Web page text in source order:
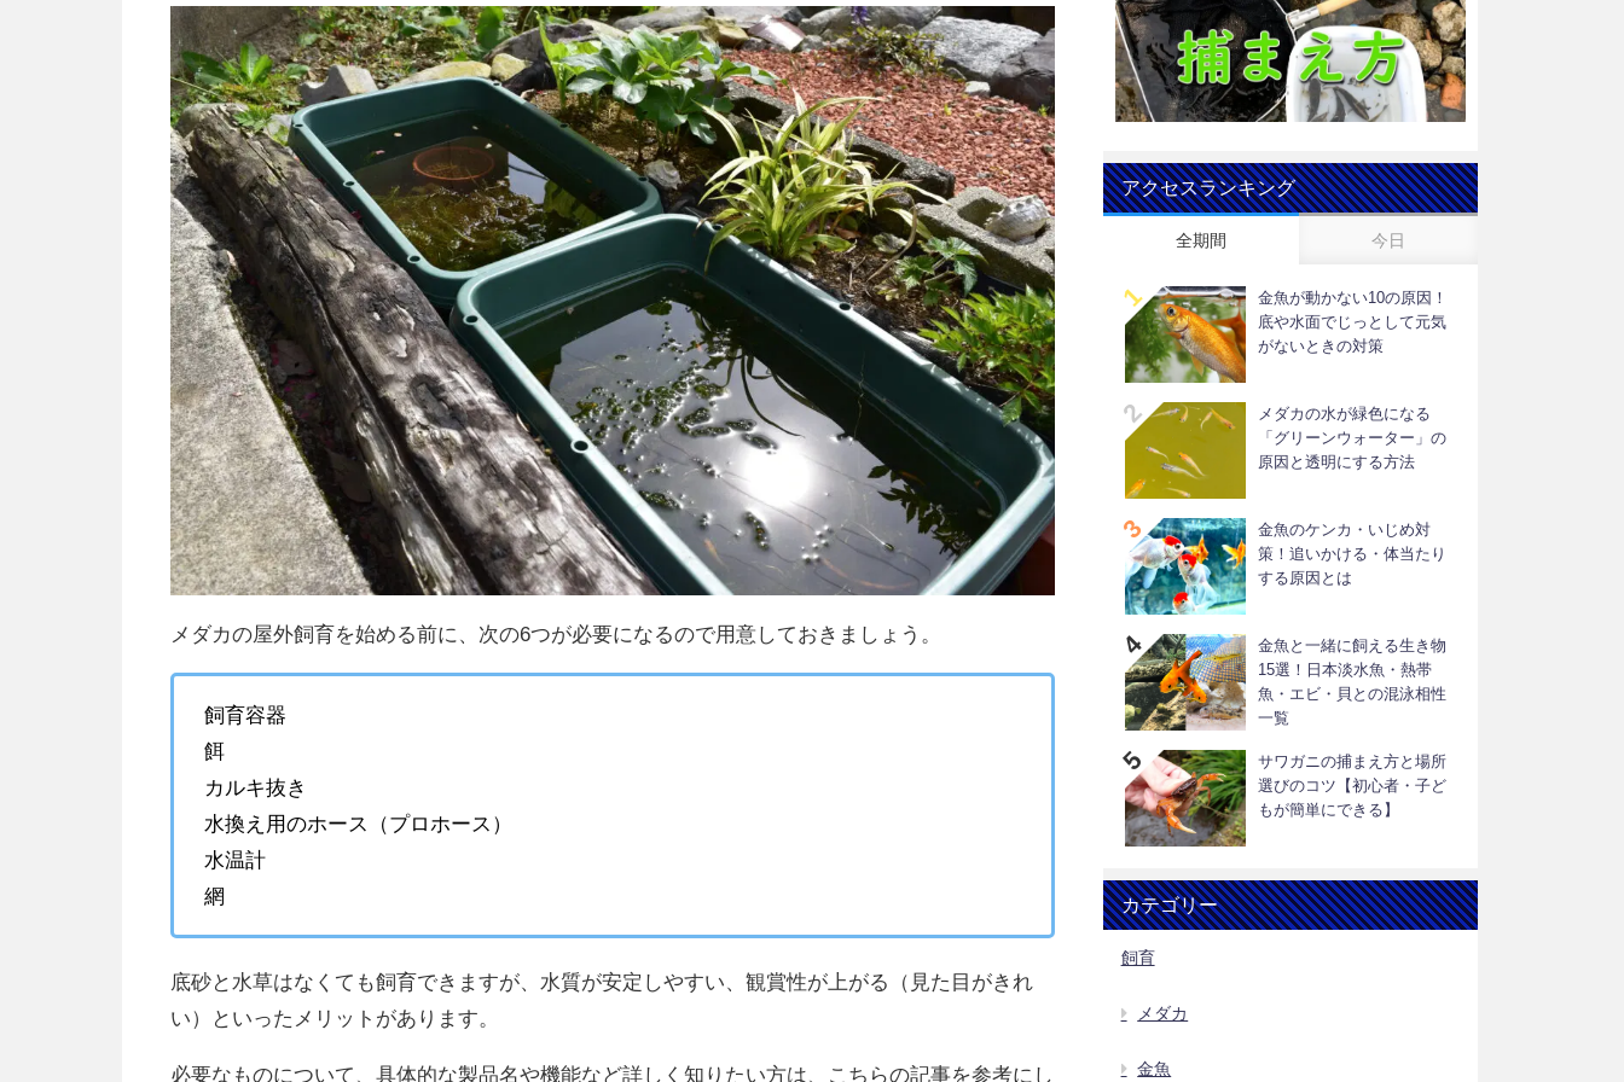
メダカの屋外飼育を始める前に、次の6つが必要になるので用意しておきましょう。
飼育容器
餌
カルキ抜き
水換え用のホース（プロホース）
水温計
網
底砂と水草はなくても飼育できますが、水質が安定しやすい、観賞性が上がる（見た目がきれ
い）といったメリットがあります。
必要なものについて、具体的な製品名や機能など詳しく知りたい方は、こちらの記事を参考にし
アクセスランキング
全期間 今日
金魚が動かない10の原因！
底や水面でじっとして元気
がないときの対策
メダカの水が緑色になる
「グリーンウォーター」の
原因と透明にする方法
金魚のケンカ・いじめ対
策！追いかける・体当たり
する原因とは
金魚と一緒に飼える生き物
15選！日本淡水魚・熱帯
魚・エビ・貝との混泳相性
一覧
サワガニの捕まえ方と場所
選びのコツ【初心者・子ど
もが簡単にできる】
カテゴリー
飼育
メダカ
金魚